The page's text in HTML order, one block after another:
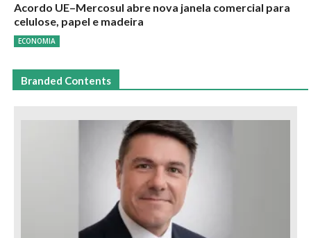
Acordo UE–Mercosul abre nova janela comercial para
celulose, papel e madeira
ECONOMIA
Branded Contents